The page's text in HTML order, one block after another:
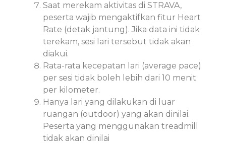
Saat merekam aktivitas di STRAVA,
peserta wajib mengaktifkan fitur Heart
Rate (detak jantung). Jika data ini tidak
terekam, sesi lari tersebut tidak akan
diakui.
Rata-rata kecepatan lari (average pace)
per sesi tidak boleh lebih dari 10 menit
per kilometer.
Hanya lari yang dilakukan di luar
ruangan (outdoor) yang akan dinilai.
Peserta yang menggunakan treadmill
tidak akan dinilai